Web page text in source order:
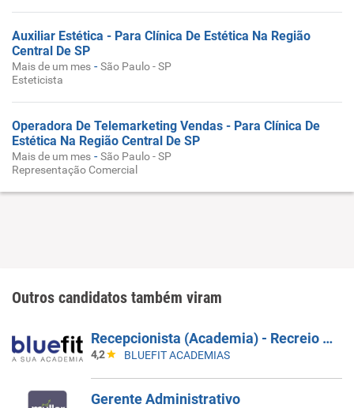
Auxiliar Estética - Para Clínica De Estética Na Região
Central De SP
Mais de um mes -São Paulo - SP
Esteticista
Operadora De Telemarketing Vendas - Para Clínica De
Estética Na Região Central De SP
Mais de um mes -São Paulo - SP
Representação Comercial
Outros candidatos também viram
Recepcionista (Academia) - Recreio 2 - Barra Da Tijuca/RJ - (Inauguração) - Horário: 15H30 Ás 00H00
4,2 BLUEFIT ACADEMIAS
Gerente Administrativo